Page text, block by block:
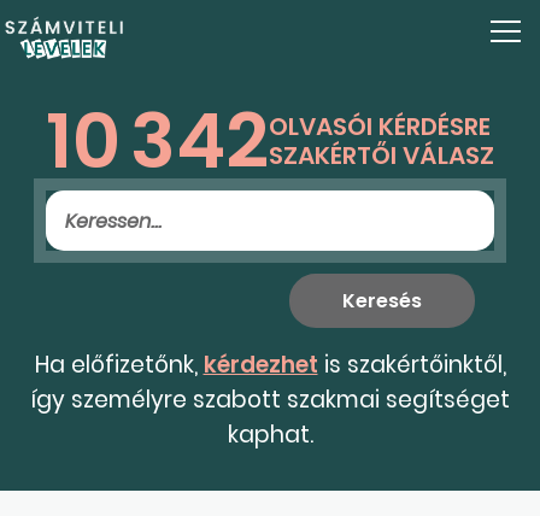
10342OLVASÓI KÉRDÉSRE
SZAKÉRTŐI VÁLASZ
Ha előfizetőnk, kérdezhet is szakértőinktől,
így személyre szabott szakmai segítséget
kaphat.